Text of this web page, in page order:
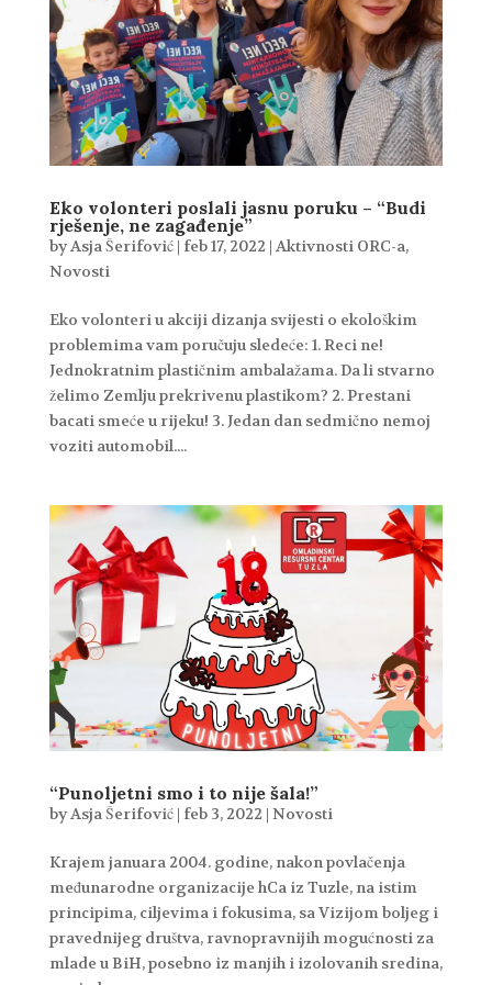
Eko volonteri poslali jasnu poruku – “Budi
rješenje, ne zagađenje”
byAsja Šerifović| feb 17, 2022| Aktivnosti ORC-a,
Novosti
Eko volonteri u akciji dizanja svijesti o ekološkim
problemima vam poručuju sledeće: 1. Reci ne!
Jednokratnim plastičnim ambalažama. Da li stvarno
želimo Zemlju prekrivenu plastikom? 2. Prestani
bacati smeće u rijeku! 3. Jedan dan sedmično nemoj
voziti automobil....
“Punoljetni smo i to nije šala!”
byAsja Šerifović| feb 3, 2022| Novosti
Krajem januara 2004. godine, nakon povlačenja
međunarodne organizacije hCa iz Tuzle, na istim
principima, ciljevima i fokusima, sa Vizijom boljeg i
pravednijeg društva, ravnopravnijih mogućnosti za
mlade u BiH, posebno iz manjih i izolovanih sredina,